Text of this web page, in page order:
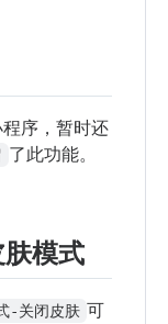
序，暂时还
了此功能。
模式
-关闭皮肤 可